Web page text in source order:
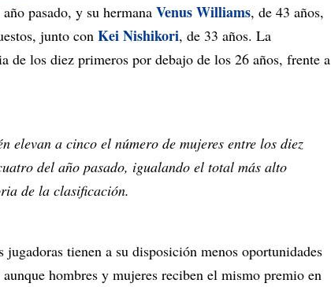
pasado, y su hermana Venus Williams, de 43 años,
junto con Kei Nishikori, de 33 años. La
de los diez primeros por debajo de los 26 años, frente a
elevan a cinco el número de mujeres entre los diez
del año pasado, igualando el total más alto
de la clasificación.
tienen a su disposición menos oportunidades
hombres y mujeres reciben el mismo premio en